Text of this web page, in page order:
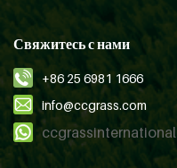
Свяжитесь с нами
+86 25 6981 1666
info@ccgrass.com
ccgrassinternational